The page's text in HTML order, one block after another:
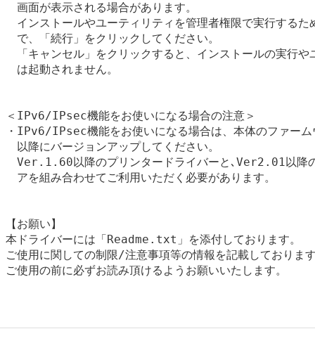
画面が表示される場合があります。
インストールやユーティリティを管理者権限で実行するた
で、「続行」をクリックしてください。
「キャンセル」をクリックすると、インストールの実行や
は起動されません。
＜IPv6/IPsec機能をお使いになる場合の注意＞
・IPv6/IPsec機能をお使いになる場合は、本体のファー
以降にバージョンアップしてください。
Ver.1.60以降のプリンタードライバーと､Ver2.01以降
アを組み合わせてご利用いただく必要があります。
【お願い】
本ドライバーには「Readme.txt」を添付しております。
ご使用に関しての制限/注意事項等の情報を記載しておりま
ご使用の前に必ずお読み頂けるようお願いいたします。